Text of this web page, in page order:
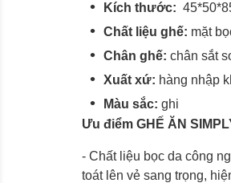
Kích thước:
Chất liệu ghế: mặt
Chân ghế: chân sắt
Xuất xứ: hàng nhập
Màu sắc: ghi
Ưu điểm GHẾ ĂN
- Chất liệu bọc da công
toát lên vẻ sang trọng,